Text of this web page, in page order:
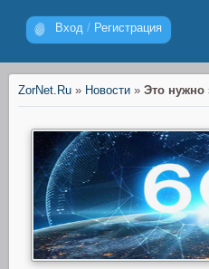
Вход / Регистрация
ZorNet.Ru » Новости » Это нужно